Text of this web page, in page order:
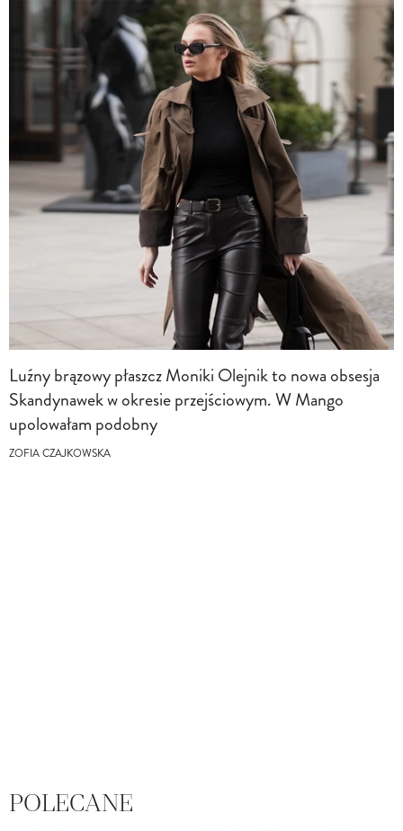
Luźny brązowy płaszcz Moniki Olejnik to nowa obsesja
Skandynawek w okresie przejściowym. W Mango
upolowałam podobny
ZOFIA CZAJKOWSKA
POLECANE